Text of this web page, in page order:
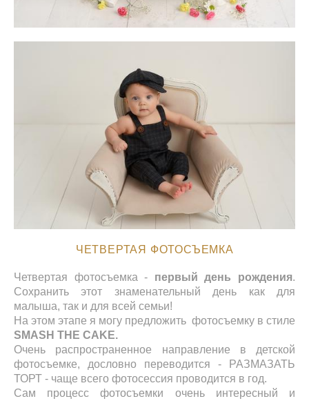
ЧЕТВЕРТАЯ ФОТОСЪЕМКА
Четвертая фотосъемка - первый день рождения.
Сохранить этот знаменательный день как для
малыша, так и для всей семьи!
На этом этапе я могу предложить фотосъемку в стиле
SMASH THE CAKE.
Очень распространенное направление в детской
фотосъемке, дословно переводится - РАЗМАЗАТЬ
ТОРТ - чаще всего фотосессия проводится в год.
Сам процесс фотосъемки очень интересный и